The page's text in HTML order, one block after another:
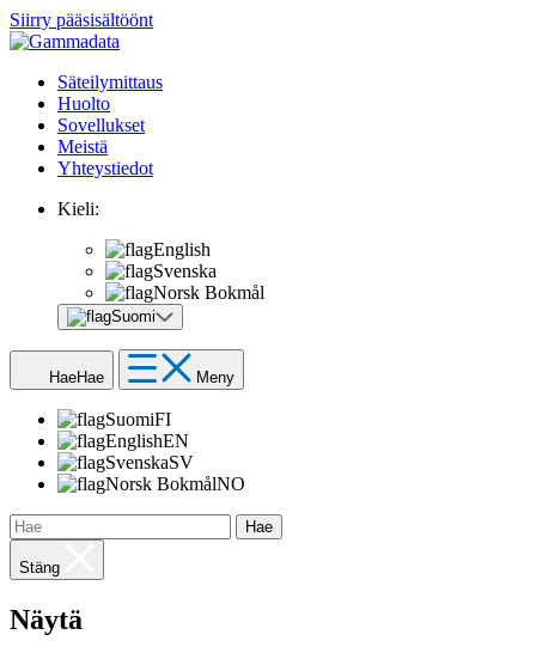
Siirry pääsisältöönt
Säteilymittaus
Huolto
Sovellukset
Meistä
Yhteystiedot
Kieli:
English
Svenska
Norsk Bokmål
Suomi
HaeHae Meny
SuomiFI
EnglishEN
SvenskaSV
Norsk BokmålNO
Hae
Stäng
Näytä